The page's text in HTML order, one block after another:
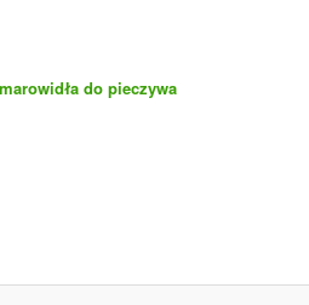
do pieczywa